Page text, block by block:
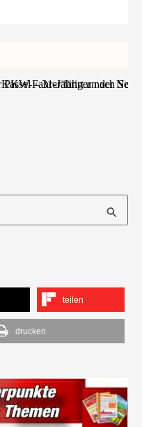
Fahrer fährt an der
Kassel – 31-Jähriger nach
teilen
drucken